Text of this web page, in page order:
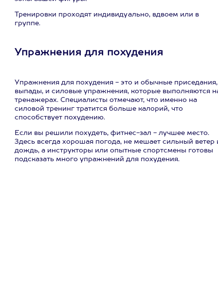
Тренировки проходят индивидуально, вдвоем или в
группе.
Упражнения для похудения
Упражнения для похудения - это и обычные приседания,
выпады, и силовые упражнения, которые выполняются
тренажерах. Специалисты отмечают, что именно на
силовой тренинг тратится больше калорий, что
способствует похудению.
Если вы решили похудеть, фитнес-зал - лучшее место.
Здесь всегда хорошая погода, не мешает сильный ветер
дождь, а инструкторы или опытные спортсмены готовы
подсказать много упражнений для похудения.